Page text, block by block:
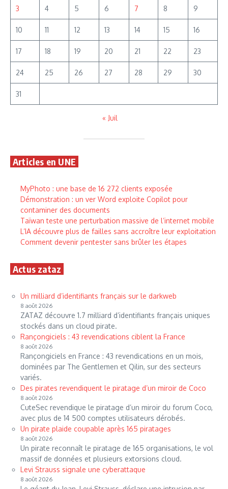
3 4 5 6 7 8 9
10 11 12 13 14 15 16
17 18 19 20 21 22 23
24 25 26 27 28 29 30
31
« Juil
Articles en UNE
MyPhoto : une base de 16 272 clients exposée
Démonstration : un ver Word exploite Copilot pour
contaminer des documents
Taïwan teste une perturbation massive de l’internet mobile
L’IA découvre plus de failles sans accroître leur exploitation
Comment devenir pentester sans brûler les étapes
Actus zataz
Un milliard d’identifiants français sur le darkweb
8 août 2026
ZATAZ découvre 1.7 milliard d’identifiants français uniques
stockés dans un cloud pirate.
Rançongiciels : 43 revendications ciblent la France
8 août 2026
Rançongiciels en France : 43 revendications en un mois,
dominées par The Gentlemen et Qilin, sur des secteurs
variés.
Des pirates revendiquent le piratage d’un miroir de Coco
8 août 2026
CuteSec revendique le piratage d’un miroir du forum Coco,
avec plus de 14 500 comptes utilisateurs dérobés.
Un pirate plaide coupable après 165 piratages
8 août 2026
Un pirate reconnaît le piratage de 165 organisations, le vol
massif de données et plusieurs extorsions cloud.
Levi Strauss signale une cyberattaque
8 août 2026